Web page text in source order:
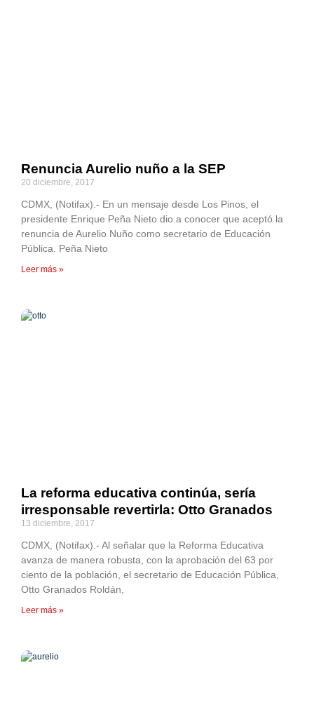
Renuncia Aurelio nuño a la SEP
20 diciembre, 2017
CDMX, (Notifax).- En un mensaje desde Los Pinos, el
presidente Enrique Peña Nieto dio a conocer que aceptó la
renuncia de Aurelio Nuño como secretario de Educación
Pública. Peña Nieto
Leer más »
La reforma educativa continúa, sería
irresponsable revertirla: Otto Granados
13 diciembre, 2017
CDMX, (Notifax).- Al señalar que la Reforma Educativa
avanza de manera robusta, con la aprobación del 63 por
ciento de la población, el secretario de Educación Pública,
Otto Granados Roldán,
Leer más »